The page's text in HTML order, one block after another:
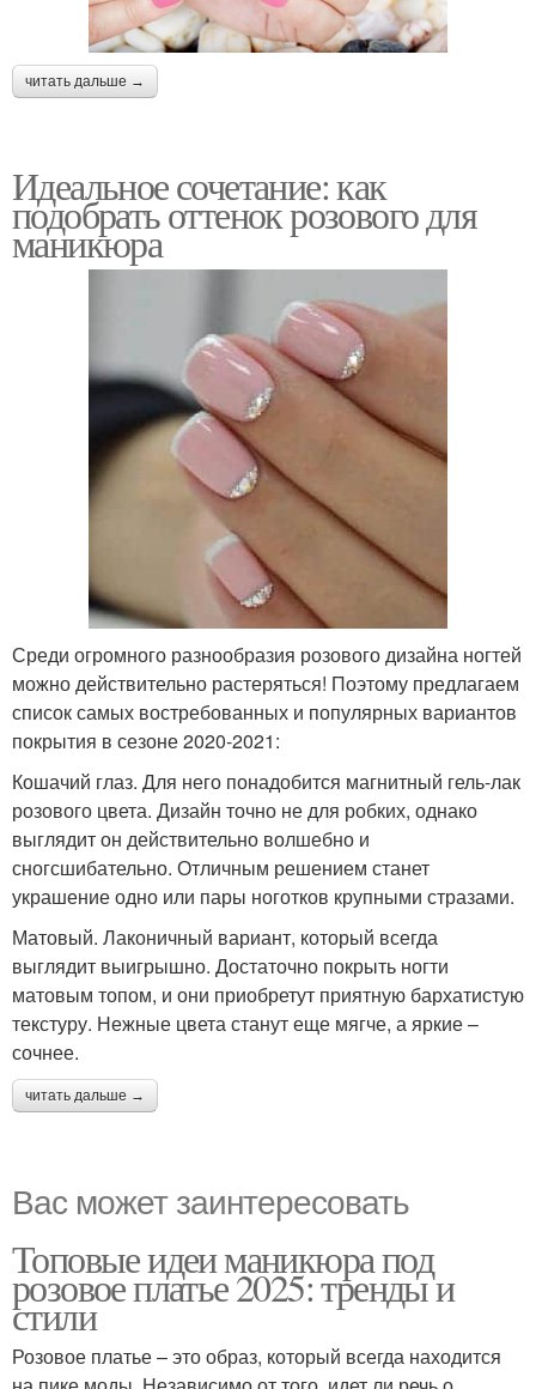
читать дальше →
Идеальное сочетание: как
подобрать оттенок розового для
маникюра
Среди огромного разнообразия розового дизайна ногтей
можно действительно растеряться! Поэтому предлагаем
список самых востребованных и популярных вариантов
покрытия в сезоне 2020-2021:
Кошачий глаз. Для него понадобится магнитный гель-лак
розового цвета. Дизайн точно не для робких, однако
выглядит он действительно волшебно и
сногсшибательно. Отличным решением станет
украшение одно или пары ноготков крупными стразами.
Матовый. Лаконичный вариант, который всегда
выглядит выигрышно. Достаточно покрыть ногти
матовым топом, и они приобретут приятную бархатистую
текстуру. Нежные цвета станут еще мягче, а яркие –
сочнее.
читать дальше →
Вас может заинтересовать
Топовые идеи маникюра под
розовое платье 2025: тренды и
стили
Розовое платье – это образ, который всегда находится